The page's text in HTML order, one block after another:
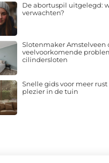
De abortuspil uitgelegd:
verwachten?
Slotenmaker Amstelveen
veelvoorkomende
cilindersloten
Snelle gids voor meer
plezier in de tuin